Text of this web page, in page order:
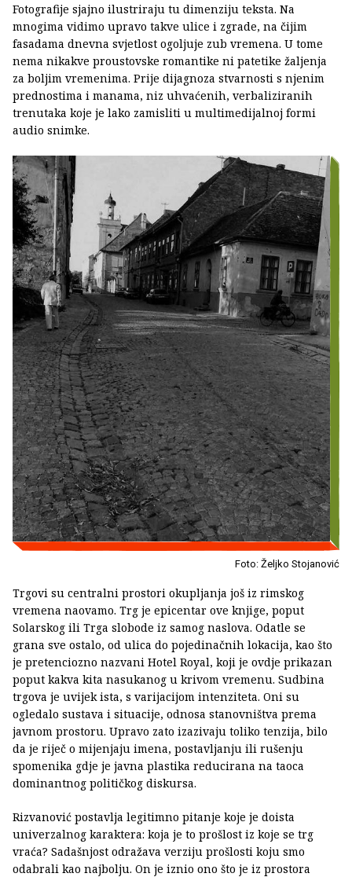
Fotografije sjajno ilustriraju tu dimenziju teksta. Na
mnogima vidimo upravo takve ulice i zgrade, na čijim
fasadama dnevna svjetlost ogoljuje zub vremena. U tome
nema nikakve proustovske romantike ni patetike žaljenja
za boljim vremenima. Prije dijagnoza stvarnosti s njenim
prednostima i manama, niz uhvaćenih, verbaliziranih
trenutaka koje je lako zamisliti u multimedijalnoj formi
audio snimke.
Foto: Željko Stojanović
Trgovi su centralni prostori okupljanja još iz rimskog
vremena naovamo. Trg je epicentar ove knjige, poput
Solarskog ili Trga slobode iz samog naslova. Odatle se
grana sve ostalo, od ulica do pojedinačnih lokacija, kao što
je pretenciozno nazvani Hotel Royal, koji je ovdje prikazan
poput kakva kita nasukanog u krivom vremenu. Sudbina
trgova je uvijek ista, s varijacijom intenziteta. Oni su
ogledalo sustava i situacije, odnosa stanovništva prema
javnom prostoru. Upravo zato izazivaju toliko tenzija, bilo
da je riječ o mijenjaju imena, postavljanju ili rušenju
spomenika gdje je javna plastika reducirana na taoca
dominantnog političkog diskursa.
Rizvanović postavlja legitimno pitanje koje je doista
univerzalnog karaktera: koja je to prošlost iz koje se trg
vraća? Sadašnjost odražava verziju prošlosti koju smo
odabrali kao najbolju. On je iznio ono što je iz prostora